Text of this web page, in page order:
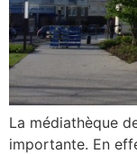
La médiathèque
importante. En